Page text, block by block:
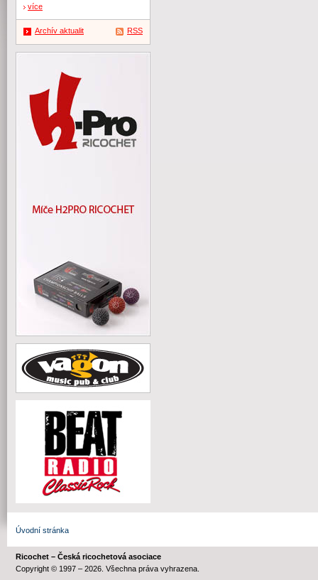
více
Archív aktualit RSS
Úvodní stránka
Ricochet – Česká ricochetová asociace
Copyright © 1997 – 2026. Všechna práva vyhrazena.